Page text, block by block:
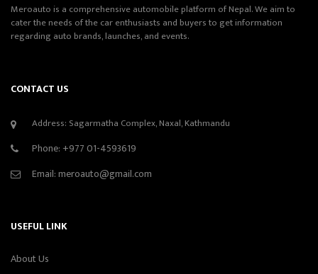
Meroauto is a comprehensive automobile platform of Nepal. We aim to
cater the needs of the car enthusiasts and buyers to get information
regarding auto brands, launches, and events.
CONTACT US
Address: Sagarmatha Complex, Naxal, Kathmandu
Phone: +977 01-4593619
Email:meroauto@gmail.com
USEFUL LINK
About Us